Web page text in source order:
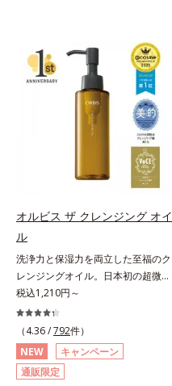
叶え、毛穴目立ち(*6)や乾燥による
くすみをケアし、毎日のメイクが楽
しくなる晴れやかな肌に導きます。
*1 ポーラ化成独自の（Ｃ１２－２
０）アルキルグルコシド（保湿）で
形成するミセルから、汚れをはね返
す水の膜をつくる技術が日本初
（2024年12月時点、J－GLOBALに
よる自社調べ）*2 オルビス内でか
*3 ポーラ化成独自の（Ｃ１２－２
０）アルキルグルコシド（保湿）で
形成するミセル*4 炭酸ジカプリリ
ル*5 乾燥や汚れによる*6 キメの乱
れによる＜使用量目安＞適量＜使用
ステップ＞オルビス ザ クレンジン
グ オイル ⇒ 洗顔料 ⇒ 化粧
水 ⇒ 保湿液 ※W洗顔が必要で
す＜使用方法＞1.適量をとり、手の
ひら全体にさっと広げます。2.肌の
上で軽くらせんを描くように、メイ
いに着目しました。乾燥や皮脂分泌
でくずれて毛穴に落ちたファンデー
ションのすき間にフィットし、凹凸
や毛穴をフラットに整えます。また
お直しと同時にうるおいを補給。さ
らに余分な皮脂を吸着して、水分と
皮脂のバランスをコントロールし、
メイクがくずれにくい肌へ。“立て
直す”ことにこだわった設計で、メ
イクがくずれた肌にすんなりなじ
み、ポンポンするだけでキレイが復
活します。リキッド、クッション、
パウダー、どんなファンデーション
の上に重ねてもOK。携帯に便利な
コンパクトタイプです。
オルビス ザ クレンジング オイ
ル
洗浄力と保湿力を両立した至福のク
レンジングオイル。日本初の超微粒
子技術(*1)が毛穴奥の微細な汚れに
アプローチ。圧倒的な洗浄力と毛穴
悩みに着目したクレンジングオイル
です。日本初・超微粒子技術(*1)
で、さっと塗り広げるだけで濃いメ
イクはもちろん毛穴悩みも取り去
税込1,210円～
（4.36 /792件）
NEW
キャンペーン
通販限定